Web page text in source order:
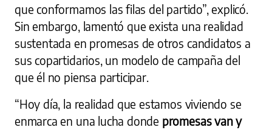
que conformamos las filas del partido”, explicó.
Sin embargo, lamentó que exista una realidad
sustentada en promesas de otros candidatos a
sus copartidarios, un modelo de campaña del
que él no piensa participar.
“Hoy día, la realidad que estamos viviendo se
enmarca en una lucha donde promesas van y